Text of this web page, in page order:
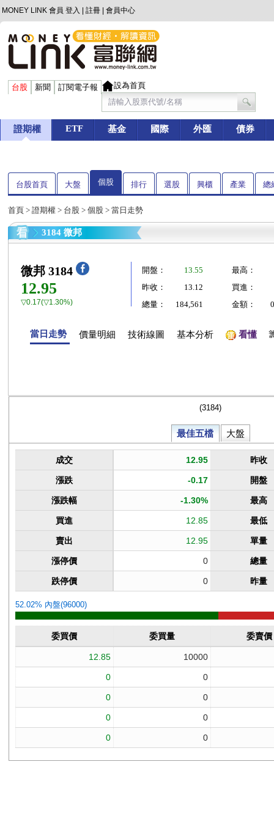
MONEY LINK 會員 登入 註冊 會員中心
台股 新聞 訂閱電子報 設為首頁
證期權 ETF 基金 國際 外匯 債券
台股首頁 大盤 個股 排行 選股 興櫃 產業 總
首頁 > 證期權 > 台股 > 個股 > 當日走勢
3184 微邦
微邦 3184
12.95
▽0.17(▽1.30%)
開盤： 13.55
最高：
昨收：
13.12
買進：
總量：
184,561 金額：
當日走勢 價量明細 技術線圖 基本分析 看懂